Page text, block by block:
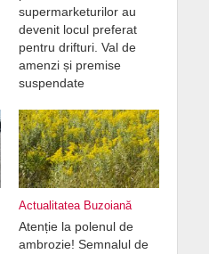
supermarketurilor au
devenit locul preferat
pentru drifturi. Val de
amenzi și premise
suspendate
Actualitatea Buzoiană
Atenție la polenul de
ambrozie! Semnalul de